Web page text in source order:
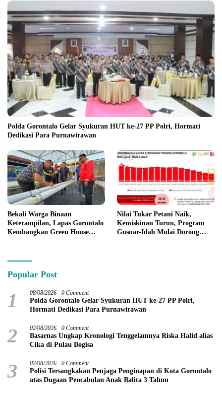
Polda Gorontalo Gelar Syukuran HUT ke-27 PP Polri, Hormati
Dedikasi Para Purnawirawan
Bekali Warga Binaan
Keterampilan, Lapas Gorontalo
Kembangkan Green House
Nilai Tukar Petani Naik,
Kemiskinan Turun, Program
Gusnar-Idah Mulai Dorong
Popular Post
1 08/08/2026 0 Comment
Polda Gorontalo Gelar Syukuran HUT ke-27 PP Polri,
Hormati Dedikasi Para Purnawirawan
2 02/08/2026 0 Comment
Basarnas Ungkap Kronologi Tenggelamnya Riska Halid alias
Cika di Pulau Bogisa
3 02/08/2026 0 Comment
Polisi Tersangkakan Penjaga Penginapan di Kota Gorontalo
atas Dugaan Pencabulan Anak Balita 3 Tahun